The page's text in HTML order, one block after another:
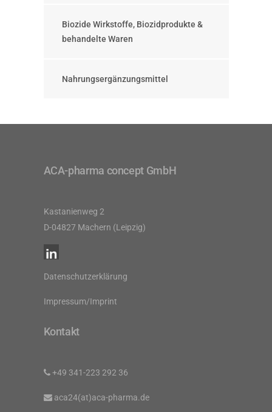
Biozide Wirkstoffe, Biozidprodukte &
behandelte Waren
Nahrungsergänzungsmittel
ACA-pharma concept GmbH
Kastanienweg 2
D-04827 Machern (Leipzig)
Datenschutzerklärung
Impressum/Imprint
Kontakt
+49 341-223 292 36
aca24(at)aca-pharma.de